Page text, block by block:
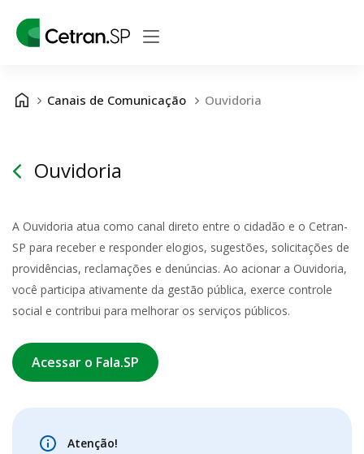
Canais de Comunicação Ouvidoria
Ouvidoria
A Ouvidoria atua como canal direto entre o cidadão e o Cetran-
SP para receber e responder elogios, sugestões, solicitações de
providências, reclamações e denúncias. Ao acionar a Ouvidoria,
você participa ativamente da gestão pública, exerce controle
social e contribui para melhorar os serviços públicos.
Acessar o Fala.SP
Atenção!